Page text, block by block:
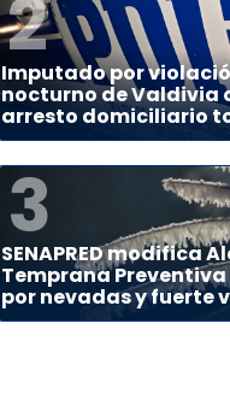
2
Imputado por
nocturno de Valdivia
arresto domiciliario
3
SENAPRED modifica
Temprana Preventiva
por nevadas y fuerte